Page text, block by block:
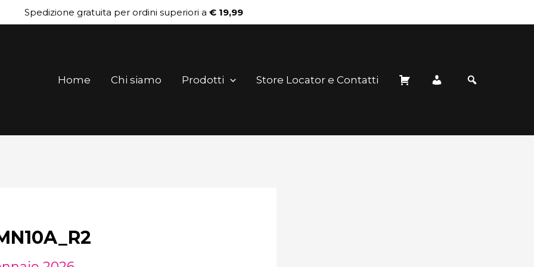
Spedizione gratuita per ordini superiori a € 19,99
Home Chi siamo Prodotti Store Locator e Contatti